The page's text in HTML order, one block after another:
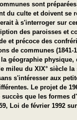
sont
du culte et doivent se
à s'interroger sur
des paroisses et
et précoce des
de communes
géographie
mileu du XIX° siècle
s'intéresser aux
Le projet de
que les formes
Loi de février 1992